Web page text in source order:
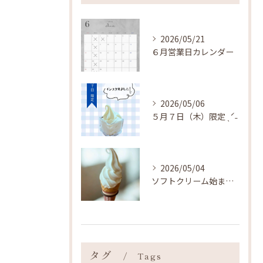
2026/05/21
６月営業日カレンダー
2026/05/06
５月７日（木）限定 ˎˊ˗
2026/05/04
ソフトクリーム始まりました ˎˊ˗
タグ Tags